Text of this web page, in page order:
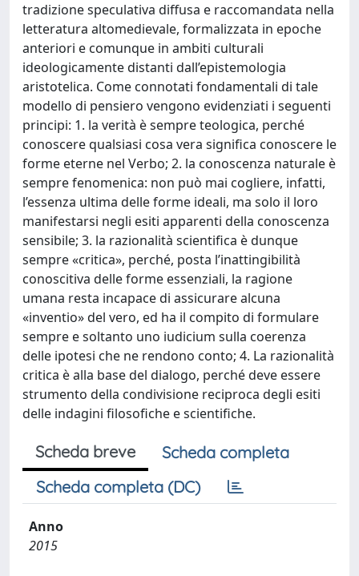
tradizione speculativa diffusa e raccomandata nella
letteratura altomedievale, formalizzata in epoche
anteriori e comunque in ambiti culturali
ideologicamente distanti dall’epistemologia
aristotelica. Come connotati fondamentali di tale
modello di pensiero vengono evidenziati i seguenti
principi: 1. la verità è sempre teologica, perché
conoscere qualsiasi cosa vera significa conoscere le
forme eterne nel Verbo; 2. la conoscenza naturale è
sempre fenomenica: non può mai cogliere, infatti,
l’essenza ultima delle forme ideali, ma solo il loro
manifestarsi negli esiti apparenti della conoscenza
sensibile; 3. la razionalità scientifica è dunque
sempre «critica», perché, posta l’inattingibilità
conoscitiva delle forme essenziali, la ragione
umana resta incapace di assicurare alcuna
«inventio» del vero, ed ha il compito di formulare
sempre e soltanto uno iudicium sulla coerenza
delle ipotesi che ne rendono conto; 4. La razionalità
critica è alla base del dialogo, perché deve essere
strumento della condivisione reciproca degli esiti
delle indagini filosofiche e scientifiche.
Scheda breve
Scheda completa
Scheda completa (DC)
Anno
2015